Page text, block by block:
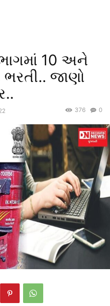
10 અને
ભરતી.. જાણો
0
376